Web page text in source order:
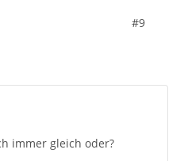
#9
immer gleich oder?